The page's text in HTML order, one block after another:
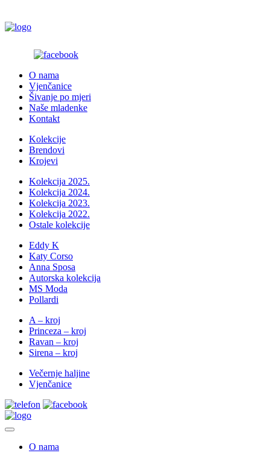
O nama
Vjenčanice
Šivanje po mjeri
Naše mladenke
Kontakt
Kolekcije
Brendovi
Krojevi
Kolekcija 2025.
Kolekcija 2024.
Kolekcija 2023.
Kolekcija 2022.
Ostale kolekcije
Eddy K
Katy Corso
Anna Sposa
Autorska kolekcija
MS Moda
Pollardi
A – kroj
Princeza – kroj
Ravan – kroj
Sirena – kroj
Večernje haljine
Vjenčanice
O nama